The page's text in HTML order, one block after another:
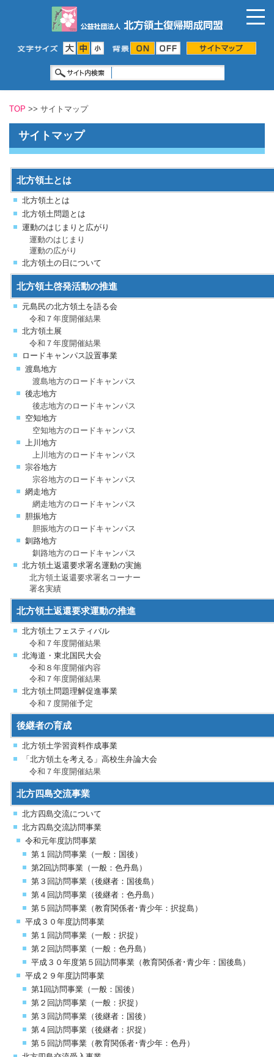
TOP >> サイトマップ
サイトマップ
北方領土とは
北方領土とは
北方領土問題とは
運動のはじまりと広がり
運動のはじまり
運動の広がり
北方領土の日について
北方領土啓発活動の推進
元島民の北方領土を語る会
令和７年度開催結果
北方領土展
令和７年度開催結果
ロードキャンパス設置事業
渡島地方
渡島地方のロードキャンパス
後志地方
後志地方のロードキャンパス
空知地方
空知地方のロードキャンパス
上川地方
上川地方のロードキャンパス
宗谷地方
宗谷地方のロードキャンパス
網走地方
網走地方のロードキャンパス
胆振地方
胆振地方のロードキャンパス
釧路地方
釧路地方のロードキャンパス
北方領土返還要求署名運動の実施
北方領土返還要求署名コーナー
署名実績
北方領土返還要求運動の推進
北方領土フェスティバル
令和７年度開催結果
北海道・東北国民大会
令和８年度開催内容
令和７年度開催結果
北方領土問題理解促進事業
令和７度開催予定
後継者の育成
北方領土学習資料作成事業
「北方領土を考える」高校生弁論大会
令和７年度開催結果
北方四島交流事業
北方四島交流について
北方四島交流訪問事業
令和元年度訪問事業
第１回訪問事業（一般：国後）
第2回訪問事業（一般：色丹島）
第３回訪問事業（後継者：国後島）
第４回訪問事業（後継者：色丹島）
第５回訪問事業（教育関係者･青少年：択捉島）
平成３０年度訪問事業
第１回訪問事業（一般：択捉）
第２回訪問事業（一般：色丹島）
平成３０年度第５回訪問事業（教育関係者･青少年：国後島）
平成２９年度訪問事業
第1回訪問事業（一般：国後）
第２回訪問事業（一般：択捉）
第３回訪問事業（後継者：国後）
第４回訪問事業（後継者：択捉）
第５回訪問事業（教育関係者･青少年：色丹）